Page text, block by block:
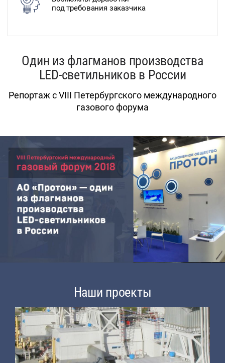
под требования заказчика
Один из флагманов производства
LED-светильников в России
Репортаж с VIII Петербургского международного
газового форума
Наши проекты